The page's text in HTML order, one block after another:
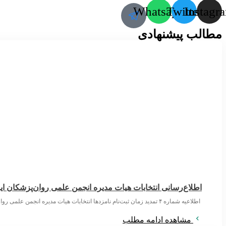
Twitter
Whatsapp
مطالب پیشنهادی
اطلاع‌رسانی انتخابات هیات مدیره انجمن علمی روان‌پزشکان
اطلاعیه شماره ۴ تمدید زمان ثبت‌نام نامزدها انتخابات هیات مدیره انجمن علمی روان‌پزشکان ایران ۱۴۰۵/۵/۶ اعضای محترم انجمن علمی روان‌پزشکان ایران با توجه به
مشاهده ادامه مطلب